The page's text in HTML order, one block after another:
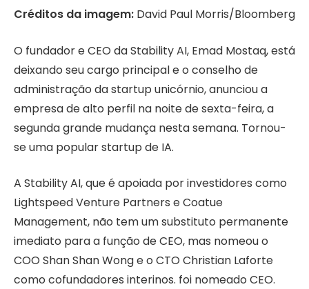
Créditos da imagem: David Paul Morris/Bloomberg
O fundador e CEO da Stability AI, Emad Mostaq, está
deixando seu cargo principal e o conselho de
administração da startup unicórnio, anunciou a
empresa de alto perfil na noite de sexta-feira, a
segunda grande mudança nesta semana. Tornou-
se uma popular startup de IA.
A Stability AI, que é apoiada por investidores como
Lightspeed Venture Partners e Coatue
Management, não tem um substituto permanente
imediato para a função de CEO, mas nomeou o
COO Shan Shan Wong e o CTO Christian Laforte
como cofundadores interinos. foi nomeado CEO.